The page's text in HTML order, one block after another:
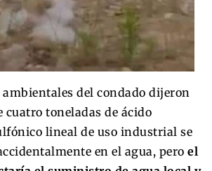
del condado dijeron
cuatro toneladas de ácido
lineal de uso industrial se
en el agua, pero el